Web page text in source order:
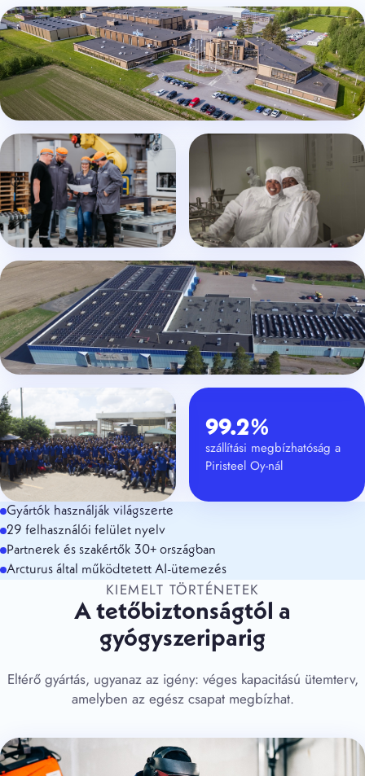
99.2%
szállítási megbízhatóság a
Piristeel Oy-nál
Gyártók használják világszerte
29 felhasználói felület nyelv
Partnerek és szakértők 30+ országban
Arcturus által működtetett AI-ütemezés
KIEMELT TÖRTÉNETEK
A tetőbiztonságtól a
gyógyszeriparig
Eltérő gyártás, ugyanaz az igény: véges kapacitású ütemterv,
amelyben az egész csapat megbízhat.